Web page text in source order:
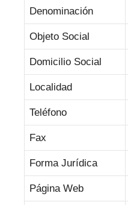
Denominación
Objeto Social
Domicilio Social
Localidad
Teléfono
Fax
Forma Jurídica
Página Web